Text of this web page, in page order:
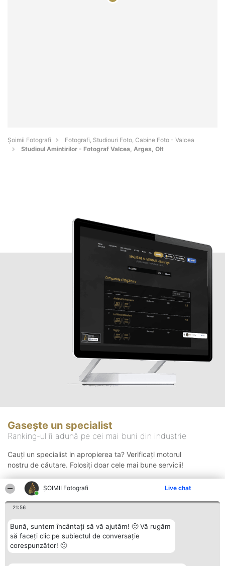
ȘOIMII Fotografi Live chat
21:56
Bună, suntem încântați să vă ajutăm! 🙂 Vă rugăm
să faceți clic pe subiectul de conversație
corespunzător! 🙂
Șoimii Fotografi
Fotografi, Studiouri Foto, Cabine Foto - Valcea
Studioul Amintirilor - Fotograf Valcea, Arges, Olt
Gasește un specialist
Ranking-ul îi adună pe cei mai buni din industrie
Cauți un specialist in apropierea ta? Verificați motorul
nostru de căutare. Folosiți doar cele mai bune servicii!